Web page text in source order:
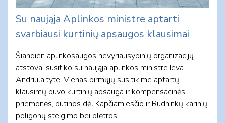
Su naująja Aplinkos ministre aptarti
svarbiausi kurtinių apsaugos klausimai
Šiandien aplinkosaugos nevyriausybinių organizacijų
atstovai susitiko su naująja aplinkos ministre Ieva
Andriulaityte. Vienas pirmųjų susitikime aptartų
klausimų buvo kurtinių apsauga ir kompensacinės
priemonės, būtinos dėl Kapčiamiesčio ir Rūdninkų karinių
poligonų steigimo bei plėtros.